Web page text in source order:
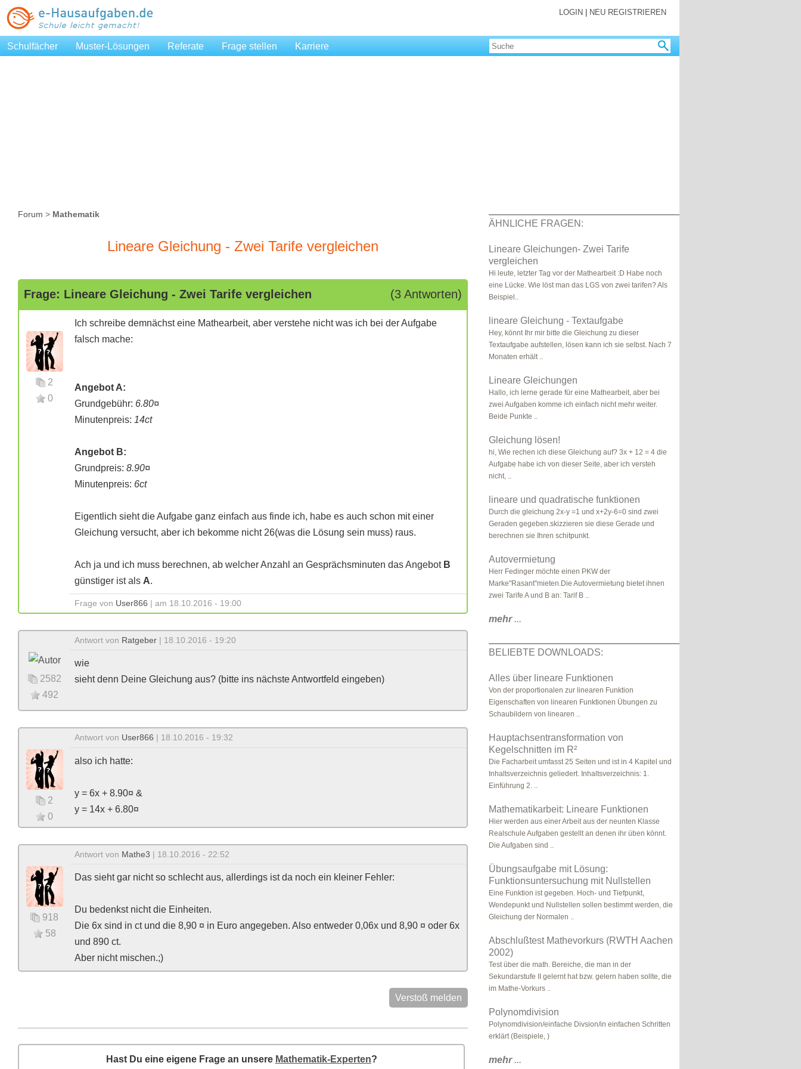
LOGIN NEU REGISTRIEREN
Schulfächer Muster-Lösungen Referate Frage stellen Karriere
Forum > Mathematik
Lineare Gleichung - Zwei Tarife vergleichen
Frage: Lineare Gleichung - Zwei Tarife vergleichen (3 Antworten)
2
0
Ich schreibe demnächst eine Mathearbeit, aber verstehe nicht was ich bei der Aufgabe
falsch mache:
Angebot A:
Grundgebühr: 6.80¤
Minutenpreis: 14ct
Angebot B:
Grundpreis: 8.90¤
Minutenpreis: 6ct
Eigentlich sieht die Aufgabe ganz einfach aus finde ich, habe es auch schon mit einer
Gleichung versucht, aber ich bekomme nicht 26(was die Lösung sein muss) raus.
Ach ja und ich muss berechnen, ab welcher Anzahl an Gesprächsminuten das Angebot B
günstiger ist als A.
Frage von User866 | am 18.10.2016 - 19:00
2582
492
Antwort von Ratgeber | 18.10.2016 - 19:20
wie
sieht denn Deine Gleichung aus? (bitte ins nächste Antwortfeld eingeben)
2
0
Antwort von User866 | 18.10.2016 - 19:32
also ich hatte:
y = 6x + 8.90¤ &
y = 14x + 6.80¤
918
58
Antwort von Mathe3 | 18.10.2016 - 22:52
Das sieht gar nicht so schlecht aus, allerdings ist da noch ein kleiner Fehler:
Du bedenkst nicht die Einheiten.
Die 6x sind in ct und die 8,90 ¤ in Euro angegeben. Also entweder 0,06x und 8,90 ¤ oder 6x
und 890 ct.
Aber nicht mischen.;)
Verstoß melden
Hast Du eine eigene Frage an unsere Mathematik-Experten?
ÄHNLICHE FRAGEN:
Lineare Gleichungen- Zwei Tarife
vergleichen
Hi leute, letzter Tag vor der Mathearbeit :D Habe noch
eine Lücke. Wie löst man das LGS von zwei tarifen? Als
Beispiel..
lineare Gleichung - Textaufgabe
Hey, könnt Ihr mir bitte die Gleichung zu dieser
Textaufgabe aufstellen, lösen kann ich sie selbst. Nach 7
Monaten erhält ..
Lineare Gleichungen
Hallo, ich lerne gerade für eine Mathearbeit, aber bei
zwei Aufgaben komme ich einfach nicht mehr weiter.
Beide Punkte ..
Gleichung lösen!
hi, Wie rechen ich diese Gleichung auf? 3x + 12 = 4 die
Aufgabe habe ich von dieser Seite, aber ich versteh
nicht, ..
lineare und quadratische funktionen
Durch die gleichung 2x-y =1 und x+2y-6=0 sind zwei
Geraden gegeben.skizzieren sie diese Gerade und
berechnen sie Ihren schitpunkt.
Autovermietung
Herr Fedinger möchte einen PKW der
Marke"Rasant"mieten.Die Autovermietung bietet ihnen
zwei Tarife A und B an: Tarif B ..
mehr...
BELIEBTE DOWNLOADS:
Alles über lineare Funktionen
Von der proportionalen zur linearen Funktion
Eigenschaften von linearen Funktionen Übungen zu
Schaubildern von linearen ..
Hauptachsentransformation von
Kegelschnitten im R²
Die Facharbeit umfasst 25 Seiten und ist in 4 Kapitel und
Inhaltsverzeichnis geliedert. Inhaltsverzeichnis: 1.
Einführung 2. ..
Mathematikarbeit: Lineare Funktionen
Hier werden aus einer Arbeit aus der neunten Klasse
Realschule Aufgaben gestellt an denen ihr üben könnt.
Die Aufgaben sind ..
Übungsaufgabe mit Lösung:
Funktionsuntersuchung mit Nullstellen
Eine Funktion ist gegeben. Hoch- und Tiefpunkt,
Wendepunkt und Nullstellen sollen bestimmt werden, die
Gleichung der Normalen ..
Abschlußtest Mathevorkurs (RWTH Aachen
2002)
Test über die math. Bereiche, die man in der
Sekundarstufe II gelernt hat bzw. gelern haben sollte, die
im Mathe-Vorkurs ..
Polynomdivision
Polynomdivision/einfache Divsion/in einfachen Schritten
erklärt (Beispiele, )
mehr...